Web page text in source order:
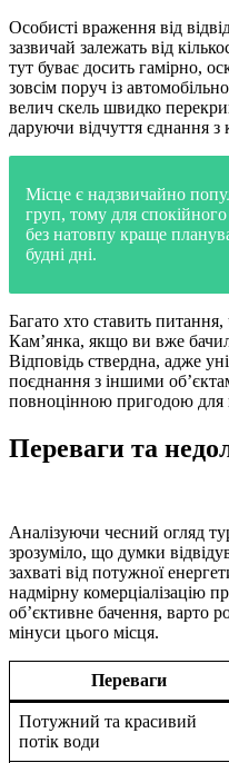
Особисті враження від
зазвичай залежать від
тут буває досить гамірно,
зовсім поруч із
велич скель швидко
даруючи відчуття єднання
Місце є надзвичайно
груп, тому для
без натовпу краще
будні дні.
Багато хто ставить
Кам’янка, якщо ви вже
Відповідь ствердна, адже
поєднання з іншими
повноцінною пригодою для
Переваги та
Аналізуючи чесний огляд
зрозуміло, що думки
захваті від потужної
надмірну комерціалізацію
об’єктивне бачення, варто
мінуси цього місця.
Переваги
Потужний та красивий
потік води